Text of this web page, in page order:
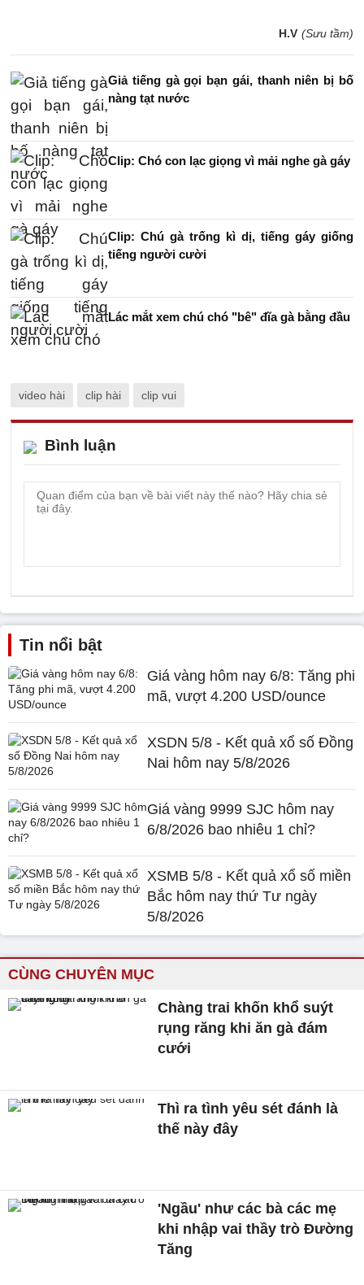
H.V (Sưu tầm)
Giả tiếng gà gọi bạn gái, thanh niên bị bố
nàng tạt nước
Clip: Chó con lạc giọng vì mải nghe gà gáy
Clip: Chú gà trống kì dị, tiếng gáy giống
tiếng người cười
Lác mắt xem chú chó "bê" đĩa gà bằng đầu
video hài clip hài clip vui
Bình luận
Tin nổi bật
Giá vàng hôm nay 6/8: Tăng phi
mã, vượt 4.200 USD/ounce
XSDN 5/8 - Kết quả xổ số Đồng
Nai hôm nay 5/8/2026
Giá vàng 9999 SJC hôm nay
6/8/2026 bao nhiêu 1 chỉ?
XSMB 5/8 - Kết quả xổ số miền
Bắc hôm nay thứ Tư ngày
5/8/2026
CÙNG CHUYÊN MỤC
Chàng trai khốn khổ suýt
rụng răng khi ăn gà đám
cưới
Thì ra tình yêu sét đánh là
thế này đây
'Ngầu' như các bà các mẹ
khi nhập vai thầy trò Đường
Tăng